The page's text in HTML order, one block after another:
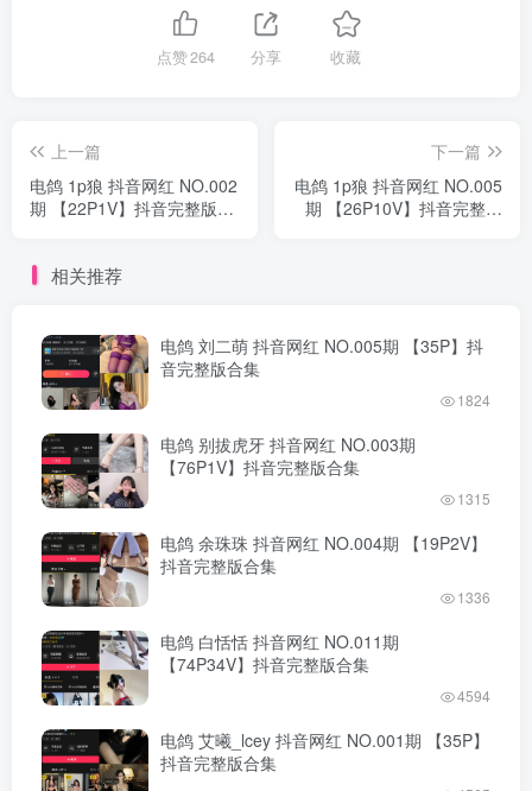
点赞264 分享 收藏
上一篇
电鸽 1p狼 抖音网红 NO.002
期 【22P1V】抖音完整版合
下一篇
电鸽 1p狼 抖音网红 NO.005
期 【26P10V】抖音完整版
相关推荐
电鸽 刘二萌 抖音网红 NO.005期 【35P】抖
音完整版合集
1824
电鸽 别拔虎牙 抖音网红 NO.003期
【76P1V】抖音完整版合集
1315
电鸽 余珠珠 抖音网红 NO.004期 【19P2V】
抖音完整版合集
1336
电鸽 白恬恬 抖音网红 NO.011期
【74P34V】抖音完整版合集
4594
电鸽 艾曦_lcey 抖音网红 NO.001期 【35P】
抖音完整版合集